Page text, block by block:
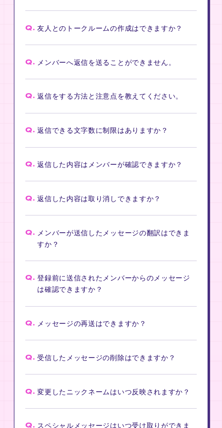
Q. 友人とのトークルームの作成はできますか？
Q. メンバーへ返信を送ることができません。
Q. 返信をする方法と注意点を教えてください。
Q. 返信できる文字数に制限はありますか？
Q. 返信した内容はメンバーが確認できますか？
Q. 返信した内容は取り消しできますか？
Q. メンバーが送信したメッセージの翻訳はできま
すか？
Q. 登録前に送信されたメンバーからのメッセージ
は確認できますか？
Q. メッセージの再送はできますか？
Q. 受信したメッセージの削除はできますか？
Q. 変更したニックネームはいつ反映されますか？
Q. スペシャルメッセージはいつ受け取りができま